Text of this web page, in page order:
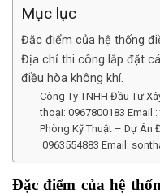
Mục lục
Đặc điểm của hệ thống
Địa chỉ thi công lắp đặt
điều hòa không khí.
Công Ty TNHH Đầu Tư
thoại: 0967800183 Email
Phòng Kỹ Thuật – Dự Án
0963554883 Email:
Đặc điểm của hệ